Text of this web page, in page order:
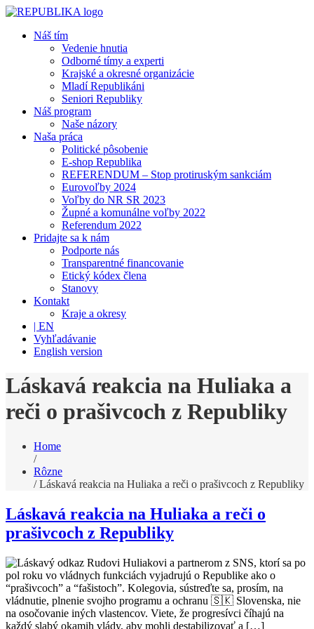
Náš tím
Vedenie hnutia
Odborné tímy a experti
Krajské a okresné organizácie
Mladí Republikáni
Seniori Republiky
Náš program
Naše názory
Naša práca
Politické pôsobenie
E-shop Republika
REFERENDUM – Stop protiruským sankciám
Eurovoľby 2024
Voľby do NR SR 2023
Župné a komunálne voľby 2022
Referendum 2022
Pridajte sa k nám
Podporte nás
Transparentné financovanie
Etický kódex člena
Stanovy
Kontakt
Kraje a okresy
| EN
Vyhľadávanie
English version
Láskavá reakcia na Huliaka a
reči o prašivcoch z Republiky
Home
/
Rôzne
/ Láskavá reakcia na Huliaka a reči o prašivcoch z Republiky
Láskavá reakcia na Huliaka a reči o
prašivcoch z Republiky